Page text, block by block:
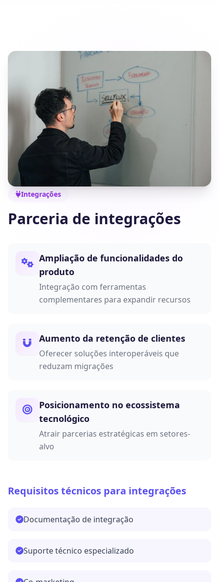
Integrações
Parceria de integrações
Ampliação de funcionalidades do
produto
Integração com ferramentas
complementares para expandir recursos
Aumento da retenção de clientes
Oferecer soluções interoperáveis que
reduzam migrações
Posicionamento no ecossistema
tecnológico
Atrair parcerias estratégicas em setores-
alvo
Requisitos técnicos para integrações
Documentação de integração
Suporte técnico especializado